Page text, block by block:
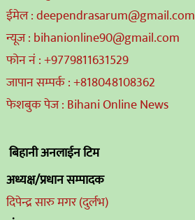
ईमेल : deependrasarum@gmail.com
न्यूज : bihanionline90@gmail.com
फोन नं : +9779811631529
जापान सम्पर्क : +818048108362
फेशबुक पेज : Bihani Online News
बिहानी अनलाईन टिम
अध्यक्ष/प्रधान सम्पादक
दिपेन्द्र सारु मगर (दुर्लभ)